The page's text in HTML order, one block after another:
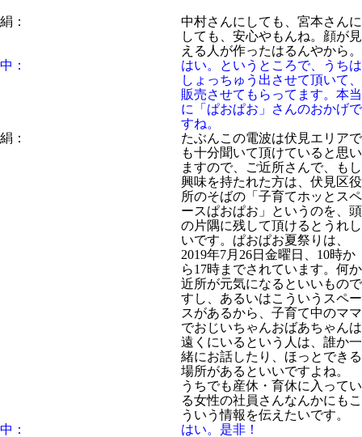
絹：
中村さんにしても、宮本さんに
しても、安心やもんね。顔が見
える人が作ったはるんやから。
中：
はい。というところで、うちは
しょっちゅう出させて頂いて、
販売させてもらってます。本当
に「ぱおぱお」さんのおかげで
すね。
絹：
たぶんこの電波は伏見エリアで
も十分聞いて頂けていると思い
ますので、ご近所さんで、もし
興味を持たれた方は、伏見区役
所のそばの「子育てホッとスペ
ースぱおぱお」というのを、頭
の片隅に残して頂けるとうれし
いです。ぱおぱお夏祭りは、
2019年7月26日金曜日、10時か
ら17時までされています。何か
近所が元気になるといいもので
すし、あるいはこういうスペー
スがあるから、子育て中のママ
でおじいちゃんおばあちゃんは
遠くにいるという人は、誰か一
緒にお話したり、ほっとできる
場所があるといいですよね。
うちでも産休・育休に入ってい
る女性の社員さんなんかにもこ
ういう情報を伝えたいです。
中：
はい。是非！